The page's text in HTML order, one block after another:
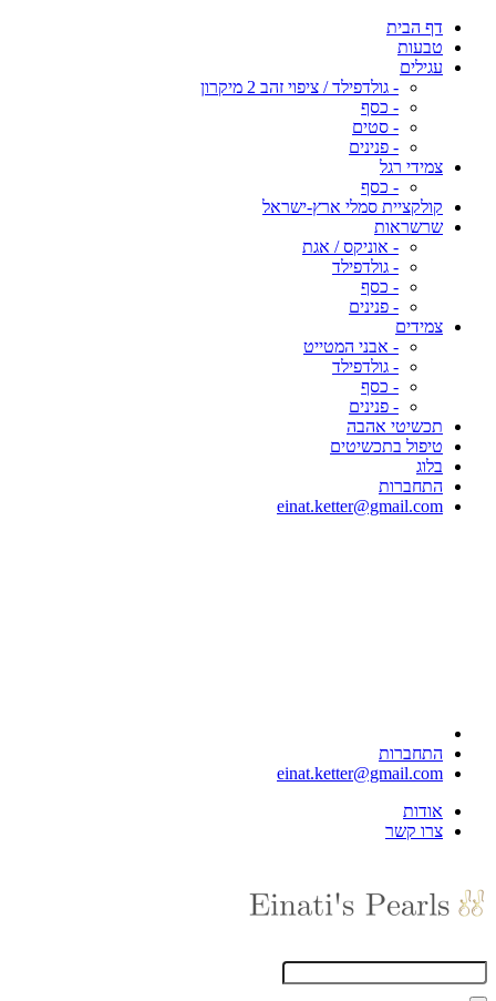
דף הבית
טבעות
עגילים
- גולדפילד / ציפוי זהב 2 מיקרון
- כסף
- סטים
- פנינים
צמידי רגל
- כסף
קולקציית סמלי ארץ-ישראל
שרשראות
- אוניקס / אגת
- גולדפילד
- כסף
- פנינים
צמידים
- אבני המטייט
- גולדפילד
- כסף
- פנינים
תכשיטי אהבה
טיפול בתכשיטים
בלוג
התחברות
einat.ketter@gmail.com
התחברות
einat.ketter@gmail.com
אודות
צרו קשר